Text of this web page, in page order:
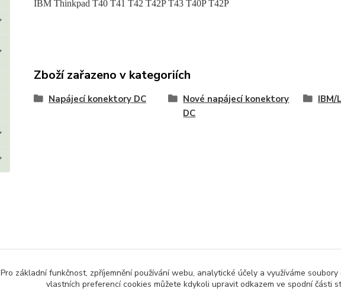
IBM Thinkpad T40 T41 T42 T42P T43 T40P T42P
Zboží zařazeno v kategoriích
Napájecí konektory DC
Nové napájecí konektory
DC
IBM/
Pro základní funkčnost, zpříjemnění používání webu, analytické účely a využíváme
vlastních preferencí cookies můžete kdykoli upravit odkazem ve spodní části